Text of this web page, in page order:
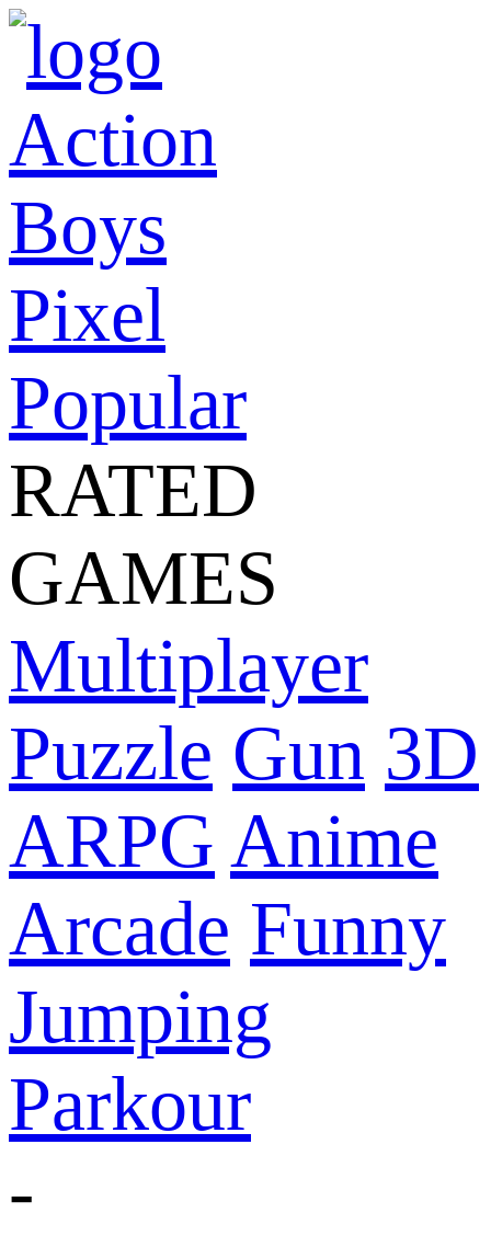
Action
Boys
Pixel
Popular
RATED
GAMES
Multiplayer
Puzzle Gun 3D
ARPG Anime
Arcade Funny
Jumping
Parkour
-